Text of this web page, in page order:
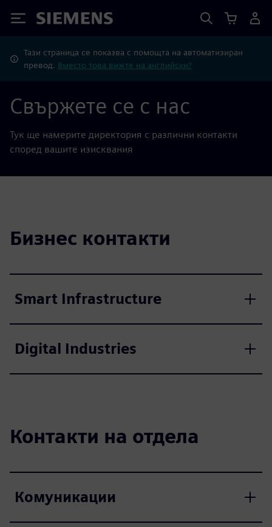
Siemens
Тази страница се показва с помощта на автоматизиран
превод. Вместо това вижте на английски?
Свържете се с нас
Тук ще намерите директория с различни контакти
според вашите изисквания
Бизнес контакти
Smart Infrastructure
Digital Industries
Контакти на отдела
Комуникации